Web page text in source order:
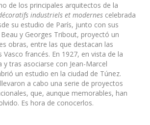
de los principales arquitectos de la
industriels et modernes celebrada
su estudio de París, junto con sus
y Georges Tribout, proyectó un
obras, entre las que destacan las
Vasco francés. En 1927, en vista de la
y tras asociarse con Jean-Marcel
un estudio en la ciudad de Túnez.
a cabo una serie de proyectos
que, aunque memorables, han
Es hora de conocerlos.